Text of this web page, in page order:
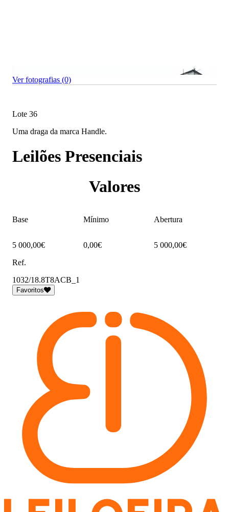
Ver fotografias (0)
Lote 36
Uma draga da marca Handle.
Leilões Presenciais
Valores
Base Mínimo Abertura
5 000,00€ 0,00€
5 000,00€
Ref.
1032/18.8T8ACB_1
Favoritos